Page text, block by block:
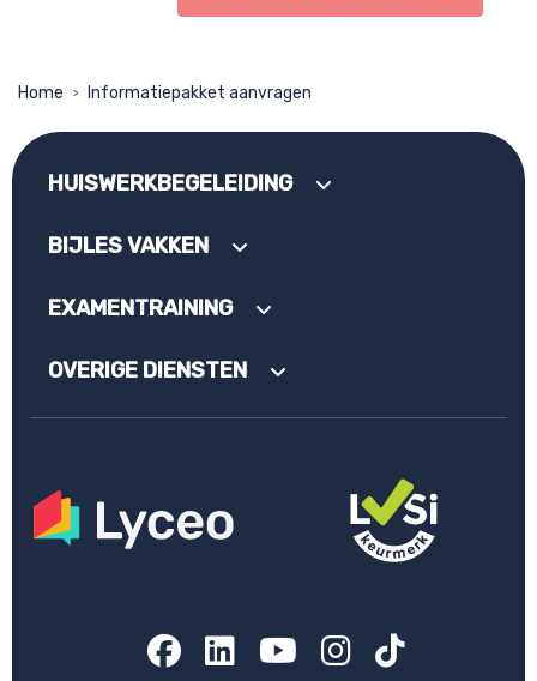
Home > Informatiepakket aanvragen
HUISWERKBEGELEIDING
BIJLES VAKKEN
EXAMENTRAINING
OVERIGE DIENSTEN
Facebook
LinkedIn
YouTube
Instagram
TikTok